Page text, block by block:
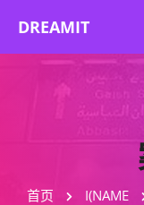
首页 I(NAME